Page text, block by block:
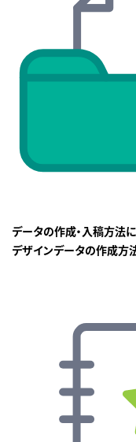
データの作成・入稿方法
デザインデータの作成方